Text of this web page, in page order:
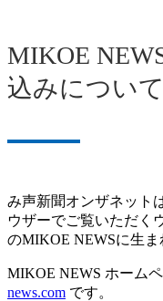
MIKOE
込みについて
み声新聞オンザネット
ウザーでご覧いただく
のMIKOE NEWSに生ま
MIKOE NEWS ホーム
news.com です。